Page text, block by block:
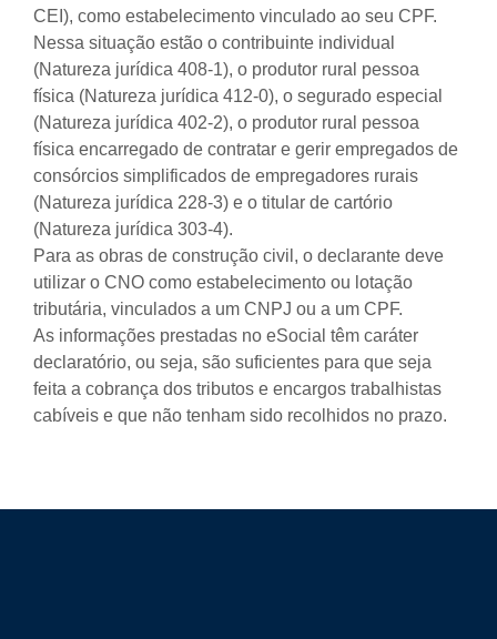
CEI), como estabelecimento vinculado ao seu CPF.
Nessa situação estão o contribuinte individual
(Natureza jurídica 408-1), o produtor rural pessoa
física (Natureza jurídica 412-0), o segurado especial
(Natureza jurídica 402-2), o produtor rural pessoa
física encarregado de contratar e gerir empregados de
consórcios simplificados de empregadores rurais
(Natureza jurídica 228-3) e o titular de cartório
(Natureza jurídica 303-4).
Para as obras de construção civil, o declarante deve
utilizar o CNO como estabelecimento ou lotação
tributária, vinculados a um CNPJ ou a um CPF.
As informações prestadas no eSocial têm caráter
declaratório, ou seja, são suficientes para que seja
feita a cobrança dos tributos e encargos trabalhistas
cabíveis e que não tenham sido recolhidos no prazo.